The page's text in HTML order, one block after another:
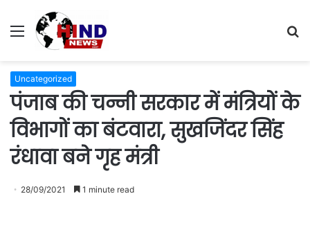
Menu
Uncategorized
पंजाब की चन्नी सरकार में मंत्रियों के
विभागों का बंटवारा, सुखजिंदर सिंह
रंधावा बने गृह मंत्री
28/09/2021 1 minute read